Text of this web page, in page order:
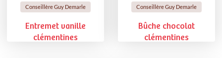
Conseillère Guy Demarle
Entremet vanille
clémentines
Conseillère Guy Demarle
Bûche chocolat
clémentines